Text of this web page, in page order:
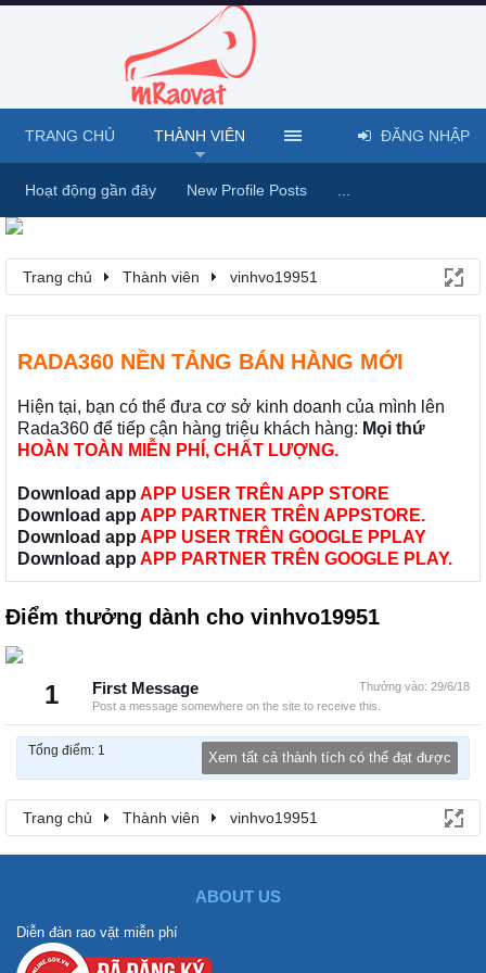
Trang chủ Thành viên vinhvo19951
RADA360 NỀN TẢNG BÁN HÀNG MỚI
Hiện tại, bạn có thể đưa cơ sở kinh doanh của mình lên
Rada360 để tiếp cận hàng triệu khách hàng: Mọi thứ
HOÀN TOÀN MIỄN PHÍ, CHẤT LƯỢNG.
Download app APP USER TRÊN APP STORE
Download app APP PARTNER TRÊN APPSTORE.
Download app APP USER TRÊN GOOGLE PPLAY
Download app APP PARTNER TRÊN GOOGLE PLAY.
Điểm thưởng dành cho vinhvo19951
1 Thưởng vào: 29/6/18
First Message
Post a message somewhere on the site to receive this.
Tổng điểm: 1 Xem tất cả thành tích có thể đạt được
Trang chủ Thành viên vinhvo19951
TRANG CHỦ THÀNH VIÊN
Hoạt động gần đây New Profile Posts
ĐĂNG NHẬP
ABOUT US
Diễn đàn rao vặt miễn phí